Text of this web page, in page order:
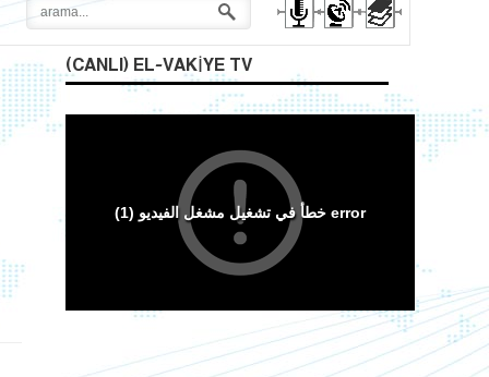
(CANLI) EL-VAKIYE TV
Arakan Müslümanları İslam Ümmetinden ve